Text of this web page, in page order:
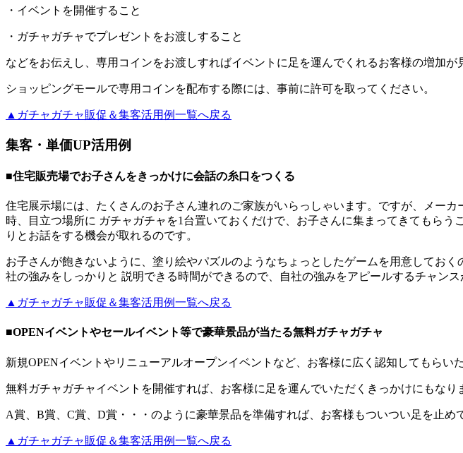
・イベントを開催すること
・ガチャガチャでプレゼントをお渡しすること
などをお伝えし、専用コインをお渡しすればイベントに足を運んでくれるお客様の増加が
ショッピングモールで専用コインを配布する際には、事前に許可を取ってください。
▲ガチャガチャ販促＆集客活用例一覧へ戻る
集客・単価UP活用例
■住宅販売場でお子さんをきっかけに会話の糸口をつくる
住宅展示場には、たくさんのお子さん連れのご家族がいらっしゃいます。ですが、メー
時、目立つ場所に ガチャガチャを1台置いておくだけで、お子さんに集まってきてもら
りとお話をする機会が取れるのです。
お子さんが飽きないように、塗り絵やパズルのようなちょっとしたゲームを用意してお
社の強みをしっかりと 説明できる時間ができるので、自社の強みをアピールするチャンス
▲ガチャガチャ販促＆集客活用例一覧へ戻る
■OPENイベントやセールイベント等で豪華景品が当たる無料ガチャガチャ
新規OPENイベントやリニューアルオープンイベントなど、お客様に広く認知してもらい
無料ガチャガチャイベントを開催すれば、お客様に足を運んでいただくきっかけにもなり
A賞、B賞、C賞、D賞・・・のように豪華景品を準備すれば、お客様もついつい足を止め
▲ガチャガチャ販促＆集客活用例一覧へ戻る